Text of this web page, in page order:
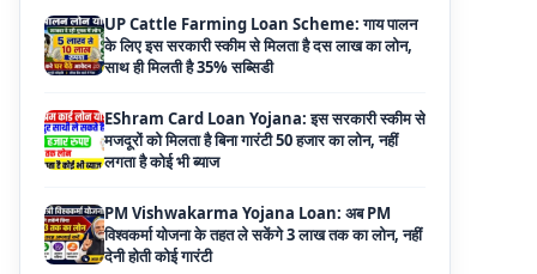
EShram Card Loan Yojana: इस सरकारी स्कीम से
मजदूरों को मिलता है बिना गारंटी 50 हजार का लोन, नहीं
PM Vishwakarma Yojana Loan: अब PM
विश्वकर्मा योजना के तहत ले सकेंगे 3 लाख तक का लोन, नहीं
National Livestock Mission Loan: पशुपालन
बिजनेस के लिए सरकार देगी आधा पैसा, इस सरकारी योजना